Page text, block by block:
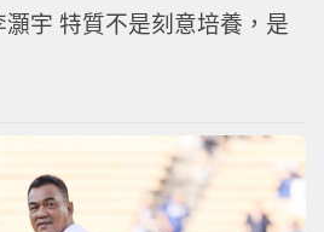
宇 特質不是刻意培養，是